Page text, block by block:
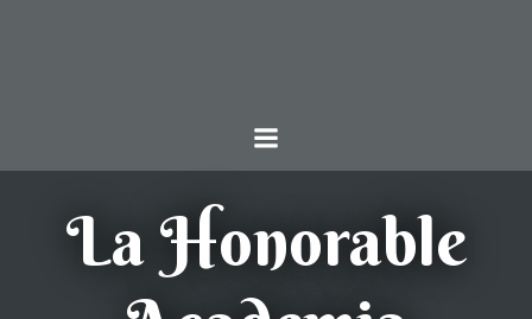
La Honorable